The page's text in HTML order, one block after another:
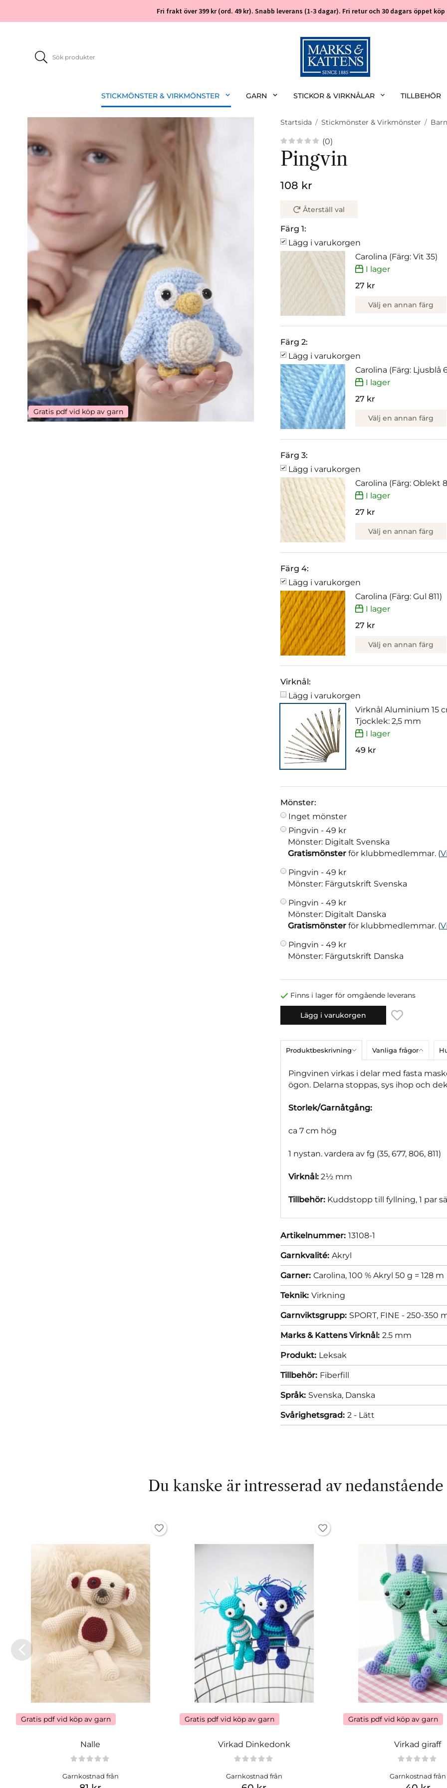
Fri frakt över 399 kr (ord. 49 kr). Snabb leverans (1-3 dagar). Fri retur och 30 dagars öppet
STICKMÖNSTER & VIRKMÖNSTER GARN STICKOR & VIRKNÅLAR TILLBEHÖR
Gratis pdf vid köp av garn
Startsida / Stickmönster & Virkmönster / Barn
(0)
Pingvin
108 kr
Återställ val
Färg 1:
Lägg i varukorgen
Carolina (Färg: Vit 35)
I lager
27 kr
Välj en annan färg
Färg 2:
Lägg i varukorgen
Carolina (Färg: Ljusblå
I lager
27 kr
Välj en annan färg
Färg 3:
Lägg i varukorgen
Carolina (Färg: Oblekt
I lager
27 kr
Välj en annan färg
Färg 4:
Lägg i varukorgen
Carolina (Färg: Gul 811)
I lager
27 kr
Välj en annan färg
Virknål:
Lägg i varukorgen
Virknål Aluminium 15
Tjocklek: 2,5 mm
I lager
49 kr
Mönster:
Inget mönster
Pingvin - 49 kr
Mönster: Digitalt Svenska
Gratismönster för klubbmedlemmar. (
Pingvin - 49 kr
Mönster: Färgutskrift Svenska
Pingvin - 49 kr
Mönster: Digitalt Danska
Gratismönster för klubbmedlemmar. (
Pingvin - 49 kr
Mönster: Färgutskrift Danska
Finns i lager för omgående leverans
Lägg i varukorgen
Produktbeskrivning Vanliga frågor
Pingvinen virkas i delar med fasta
ögon. Delarna stoppas, sys ihop och
Storlek/Garnåtgång:
ca 7 cm hög
1 nystan. vardera av fg (35, 677, 806, 811)
Virknål: 2½ mm
Tillbehör: Kuddstopp till fyllning, 1 par
Artikelnummer: 13108-1
Garnkvalité: Akryl
Garner: Carolina, 100 % Akryl 50 g = 128 m
Teknik: Virkning
Garnviktsgrupp: SPORT, FINE - 250-350
Marks & Kattens Virknål: 2.5 mm
Produkt: Leksak
Tillbehör: Fiberfill
Språk: Svenska, Danska
Svårighetsgrad: 2 - Lätt
Du kanske är intresserad av
Gratis pdf vid köp av garn
Nalle
Garnkostnad från
Gratis pdf vid köp av garn
Virkad Dinkedonk
Garnkostnad från
Gratis pdf vid köp av garn
Virkad giraff
Garnkostnad från